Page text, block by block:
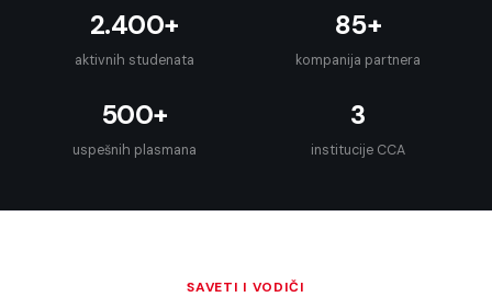
2.400+
aktivnih studenata
85+
kompanija partnera
500+
uspešnih plasmana
3
institucije CCA
SAVETI I VODIČI